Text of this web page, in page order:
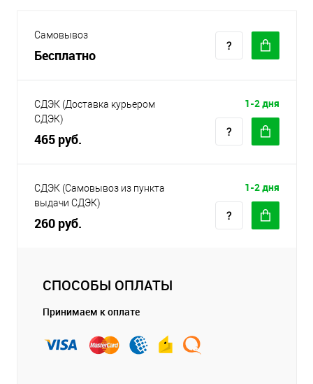
Самовывоз
Бесплатно
СДЭК (Доставка курьером
СДЭК)
465 руб.
1-2 дня
СДЭК (Самовывоз из пункта
выдачи СДЭК)
260 руб.
1-2 дня
СПОСОБЫ ОПЛАТЫ
Принимаем к оплате